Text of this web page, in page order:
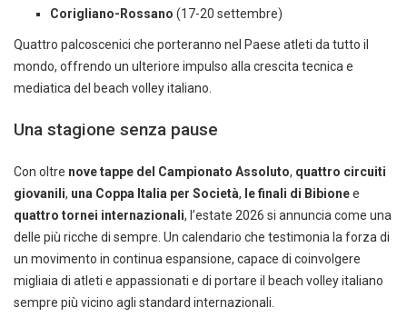
Corigliano-Rossano (17-20 settembre)
Quattro palcoscenici che porteranno nel Paese atleti da tutto il
mondo, offrendo un ulteriore impulso alla crescita tecnica e
mediatica del beach volley italiano.
Una stagione senza pause
Con oltre nove tappe del Campionato Assoluto, quattro circuiti
giovanili, una Coppa Italia per Società, le finali di Bibionee
quattro tornei internazionali, l’estate 2026 si annuncia come una
delle più ricche di sempre. Un calendario che testimonia la forza di
un movimento in continua espansione, capace di coinvolgere
migliaia di atleti e appassionati e di portare il beach volley italiano
sempre più vicino agli standard internazionali.